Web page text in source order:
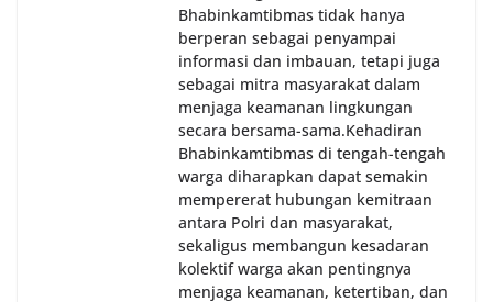
Bhabinkamtibmas tidak hanya
berperan sebagai penyampai
informasi dan imbauan, tetapi juga
sebagai mitra masyarakat dalam
menjaga keamanan lingkungan
secara bersama-sama.‎‎Kehadiran
Bhabinkamtibmas di tengah-tengah
warga diharapkan dapat semakin
mempererat hubungan kemitraan
antara Polri dan masyarakat,
sekaligus membangun kesadaran
kolektif warga akan pentingnya
menjaga keamanan, ketertiban, dan